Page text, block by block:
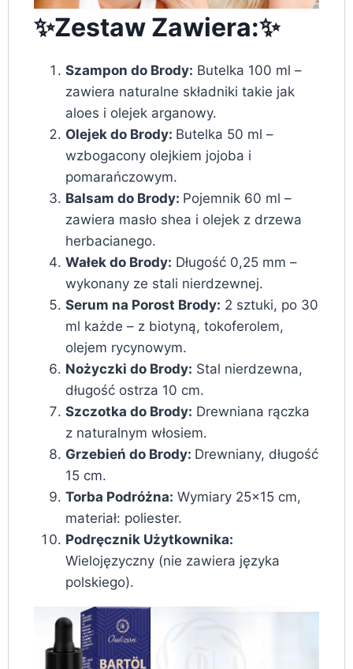
✨Zestaw Zawiera:✨
Szampon do Brody: Butelka 100 ml –
zawiera naturalne składniki takie jak
aloes i olejek arganowy.
Olejek do Brody: Butelka 50 ml –
wzbogacony olejkiem jojoba i
pomarańczowym.
Balsam do Brody: Pojemnik 60 ml –
zawiera masło shea i olejek z drzewa
herbacianego.
Wałek do Brody: Długość 0,25 mm –
wykonany ze stali nierdzewnej.
Serum na Porost Brody: 2 sztuki, po 30
ml każde – z biotyną, tokoferolem,
olejem rycynowym.
Nożyczki do Brody: Stal nierdzewna,
długość ostrza 10 cm.
Szczotka do Brody: Drewniana rączka
z naturalnym włosiem.
Grzebień do Brody: Drewniany, długość
15 cm.
Torba Podróżna: Wymiary 25×15 cm,
materiał: poliester.
Podręcznik Użytkownika:
Wielojęzyczny (nie zawiera języka
polskiego).